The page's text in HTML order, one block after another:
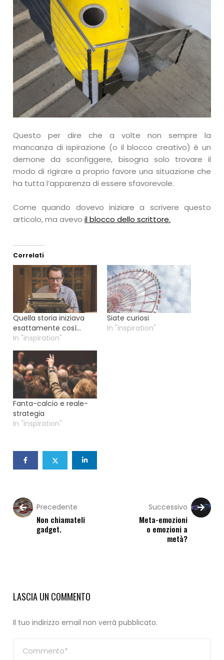
Questo per dire che a volte non sempre la
mancanza di ispirazione (o il blocco creativo) è un
demone da sconfiggere, bisogna solo trovare il
modo di rigirare a proprio favore una situazione che
ha tutta l’apparenza di essere sfavorevole.
Come quando dovevo iniziare a scrivere questo
articolo, ma avevoil blocco dello scrittore.
Correlati
Quella storia iniziava
esattamente così…
In "inspiration"
Siate curiosi
In "inspiration"
Fanta-calcio e reale-
strategia
In "inspiration"
Precedente
Non chiamateli
gadget.
Successivo
Meta-emozioni
o emozioni a
metà?
LASCIA UN COMMENTO
Il tuo indirizzo email non verrà pubblicato.